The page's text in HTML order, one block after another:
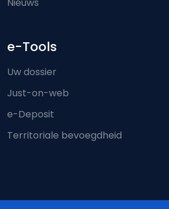
e-Tools
Uw dossier
Just-on-web
e-Deposit
Territoriale bevoegdheid